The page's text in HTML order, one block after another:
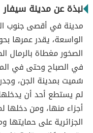
نبذة عن مدينة سيفار
مدينة في أقصى جنوب
الصخور مغطاة بالرمال
في الصباح وحتى في
سُميت بمدينة الجن،
لم يستطع أحد أن
أجزاء منها، ومن دخلها
الجزائرية على حمايتها